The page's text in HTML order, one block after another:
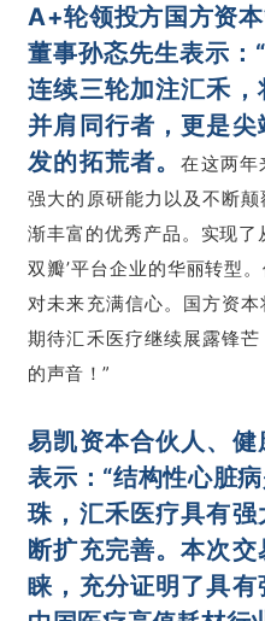
A+轮领投方国方资
董事孙忞先生表示：“
连续三轮加注汇禾
并肩同行者，更是
发的拓荒者。在这两年
强大的原研能力以及不断
渐丰富的优秀产品。实现了
双瓣’平台企业的华丽转型
对未来充满信心。国方资
期待汇禾医疗继续展露锋
的声音！”
易凯资本合伙人、
表示： “结构性心脏
珠，汇禾医疗具有
断扩充完善。本次
睐，充分证明了具